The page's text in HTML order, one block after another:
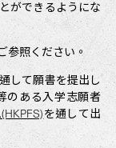
ができるようにな
参照ください。
して願書を提出し
のある入学志願者
を通して出